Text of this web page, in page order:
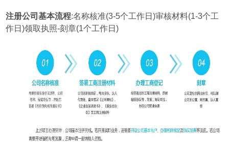
注册公司基本流程:名称核准(3-5个工作日)审核材料(1-3个工
作日)领取执照-刻章(1个工作日)